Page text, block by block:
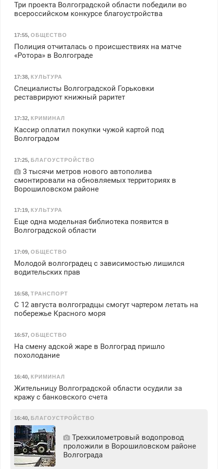
Три проекта Волгоградской области победили во
всероссийском конкурсе благоустройства
17:55, ОБЩЕСТВО
Полиция отчиталась о происшествиях на матче
«Ротора» в Волгограде
17:38, КУЛЬТУРА
Специалисты Волгоградской Горьковки
реставрируют книжный раритет
17:32, КРИМИНАЛ
Кассир оплатил покупки чужой картой под
Волгоградом
17:25, БЛАГОУСТРОЙСТВО
3 тысячи метров нового автополива
смонтировали на обновляемых территориях в
Ворошиловском районе
17:19, КУЛЬТУРА
Еще одна модельная библиотека появится в
Волгоградской области
17:09, ОБЩЕСТВО
Молодой волгоградец с зависимостью лишился
водительских прав
16:58, ТРАНСПОРТ
С 12 августа волгоградцы смогут чартером летать на
побережье Красного моря
16:57, ОБЩЕСТВО
На смену адской жаре в Волгоград пришло
похолодание
16:40, КРИМИНАЛ
Жительницу Волгоградской области осудили за
кражу с банковского счета
16:40, БЛАГОУСТРОЙСТВО
Трехкилометровый водопровод
проложили в Ворошиловском районе
Волгограда